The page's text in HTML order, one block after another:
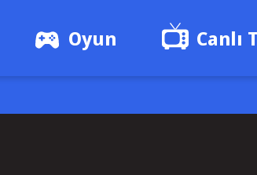
Oyun Canlı